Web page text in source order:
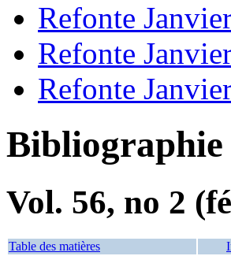
Refonte
Refonte
Refonte
Bibliographie
Vol. 56, no 2
Table des matières